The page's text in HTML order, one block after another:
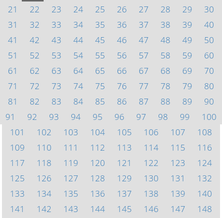
21
22 23 24 25 26 27 28 29
30
31
32 33 34 35 36 37 38 39
40
41
42 43 44 45 46 47 48 49
50
51
52 53 54 55 56 57 58 59
60
61
62 63 64 65 66 67 68 69
70
71
72 73 74 75 76 77 78 79
80
81
82 83 84 85 86 87 88 89
90
91
92 93 94 95 96 97 98 99
100
101
102 103 104 105 106 107
108
109
110 111 112 113 114 115
116
117
118 119 120 121 122 123
124
125
126 127 128 129 130 131
132
133
134 135 136 137 138 139
140
141
142 143 144 145 146 147
148